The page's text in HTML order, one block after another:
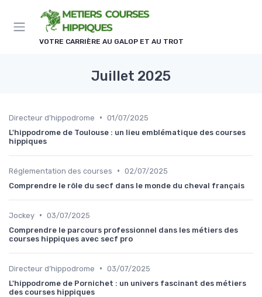
VOTRE CARRIÈRE AU GALOP ET AU TROT
Juillet 2025
Directeur d’hippodrome • 01/07/2025
L'hippodrome de Toulouse : un lieu emblématique des courses
hippiques
Réglementation des courses • 02/07/2025
Comprendre le rôle du secf dans le monde du cheval français
Jockey • 03/07/2025
Comprendre le parcours professionnel dans les métiers des
courses hippiques avec secf pro
Directeur d’hippodrome • 03/07/2025
L'hippodrome de Pornichet : un univers fascinant des métiers
des courses hippiques
Panneau de gestion des cookies